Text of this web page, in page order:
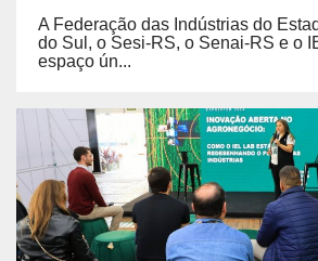
A Federação das Indústrias do
do Sul, o Sesi-RS, o Senai-RS e o
espaço ún...